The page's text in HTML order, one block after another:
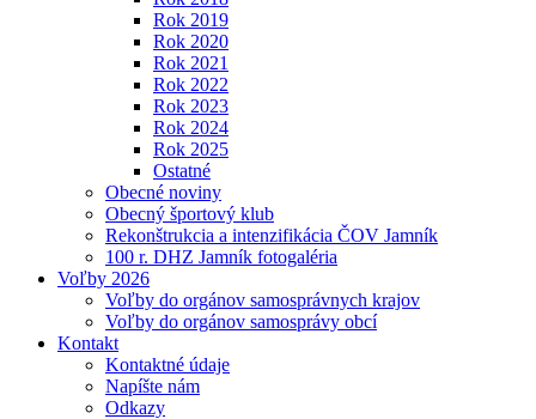
Rok 2019
Rok 2020
Rok 2021
Rok 2022
Rok 2023
Rok 2024
Rok 2025
Ostatné
Obecné noviny
Obecný športový klub
Rekonštrukcia a intenzifikácia ČOV Jamník
100 r. DHZ Jamník fotogaléria
Voľby 2026
Voľby do orgánov samosprávnych krajov
Voľby do orgánov samosprávy obcí
Kontakt
Kontaktné údaje
Napíšte nám
Odkazy